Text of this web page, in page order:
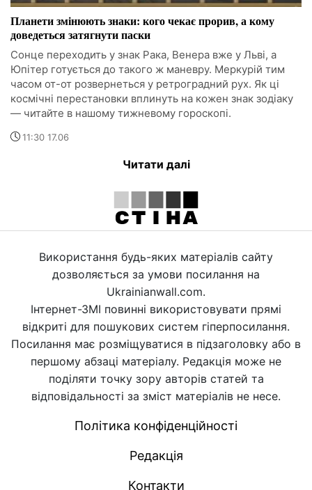
Планети змінюють знаки: кого чекає прорив, а кому
доведеться затягнути паски
Сонце переходить у знак Рака, Венера вже у Льві, а
Юпітер готується до такого ж маневру. Меркурій тим
часом от-от розвернеться у ретроградний рух. Як ці
космічні перестановки вплинуть на кожен знак зодіаку
— читайте в нашому тижневому гороскопі.
11:30 17.06
Читати далі
Використання будь-яких матеріалів сайту
дозволяється за умови посилання на
Ukrainianwall.com.
Інтернет-ЗМІ повинні використовувати прямі
відкриті для пошукових систем гіперпосилання.
Посилання має розміщуватися в підзаголовку або в
першому абзаці матеріалу. Редакція може не
поділяти точку зору авторів статей та
відповідальності за зміст матеріалів не несе.
Політика конфіденційності
Редакція
Контакти